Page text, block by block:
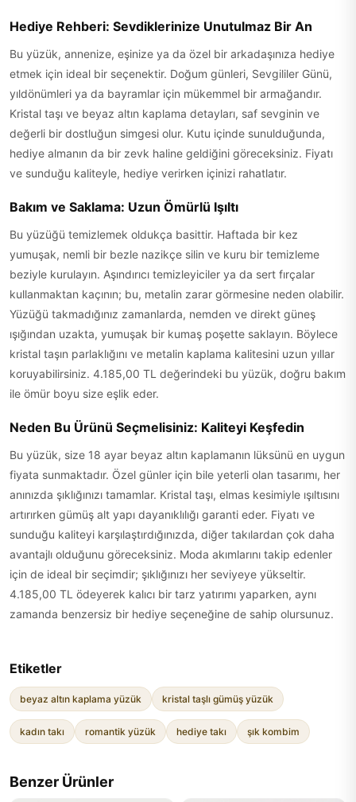
Hediye Rehberi: Sevdiklerinize Unutulmaz Bir An
Bu yüzük, annenize, eşinize ya da özel bir arkadaşınıza hediye
etmek için ideal bir seçenektir. Doğum günleri, Sevgililer Günü,
yıldönümleri ya da bayramlar için mükemmel bir armağandır.
Kristal taşı ve beyaz altın kaplama detayları, saf sevginin ve
değerli bir dostluğun simgesi olur. Kutu içinde sunulduğunda,
hediye almanın da bir zevk haline geldiğini göreceksiniz. Fiyatı
ve sunduğu kaliteyle, hediye verirken içinizi rahatlatır.
Bakım ve Saklama: Uzun Ömürlü Işıltı
Bu yüzüğü temizlemek oldukça basittir. Haftada bir kez
yumuşak, nemli bir bezle nazikçe silin ve kuru bir temizleme
beziyle kurulayın. Aşındırıcı temizleyiciler ya da sert fırçalar
kullanmaktan kaçının; bu, metalin zarar görmesine neden olabilir.
Yüzüğü takmadığınız zamanlarda, nemden ve direkt güneş
ışığından uzakta, yumuşak bir kumaş poşette saklayın. Böylece
kristal taşın parlaklığını ve metalin kaplama kalitesini uzun yıllar
koruyabilirsiniz. 4.185,00 TL değerindeki bu yüzük, doğru bakım
ile ömür boyu size eşlik eder.
Neden Bu Ürünü Seçmelisiniz: Kaliteyi Keşfedin
Bu yüzük, size 18 ayar beyaz altın kaplamanın lüksünü en uygun
fiyata sunmaktadır. Özel günler için bile yeterli olan tasarımı, her
anınızda şıklığınızı tamamlar. Kristal taşı, elmas kesimiyle ışıltısını
artırırken gümüş alt yapı dayanıklılığı garanti eder. Fiyatı ve
sunduğu kaliteyi karşılaştırdığınızda, diğer takılardan çok daha
avantajlı olduğunu göreceksiniz. Moda akımlarını takip edenler
için de ideal bir seçimdir; şıklığınızı her seviyeye yükseltir.
4.185,00 TL ödeyerek kalıcı bir tarz yatırımı yaparken, aynı
zamanda benzersiz bir hediye seçeneğine de sahip olursunuz.
Etiketler
beyaz altın kaplama yüzük kristal taşlı gümüş yüzük
kadın takı romantik yüzük hediye takı şık kombim
Benzer Ürünler